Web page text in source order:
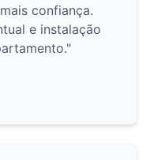
confiança.
e instalação
"